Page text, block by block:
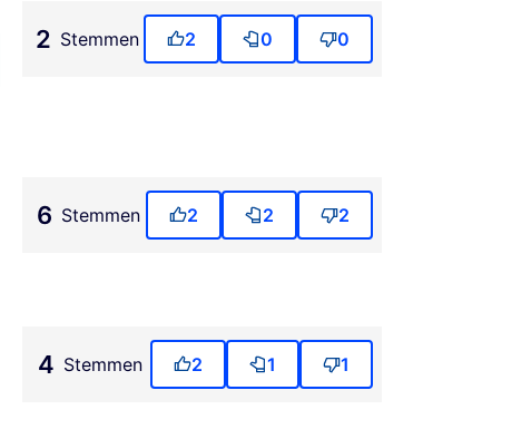
2 Stemmen 2 0 0
6 Stemmen 2 2 2
4 Stemmen 2 1 1